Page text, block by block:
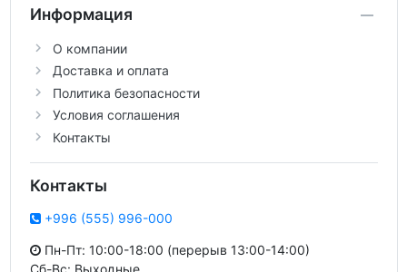
Информация
О компании
Доставка и оплата
Политика безопасности
Условия соглашения
Контакты
Контакты
+996 (555) 996-000
Пн-Пт: 10:00-18:00 (перерыв 13:00-14:00)